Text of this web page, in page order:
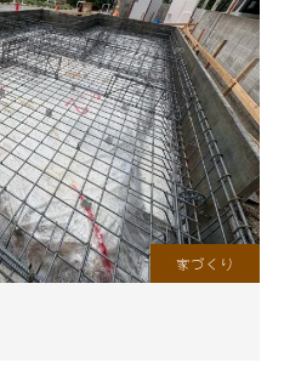
家づくり